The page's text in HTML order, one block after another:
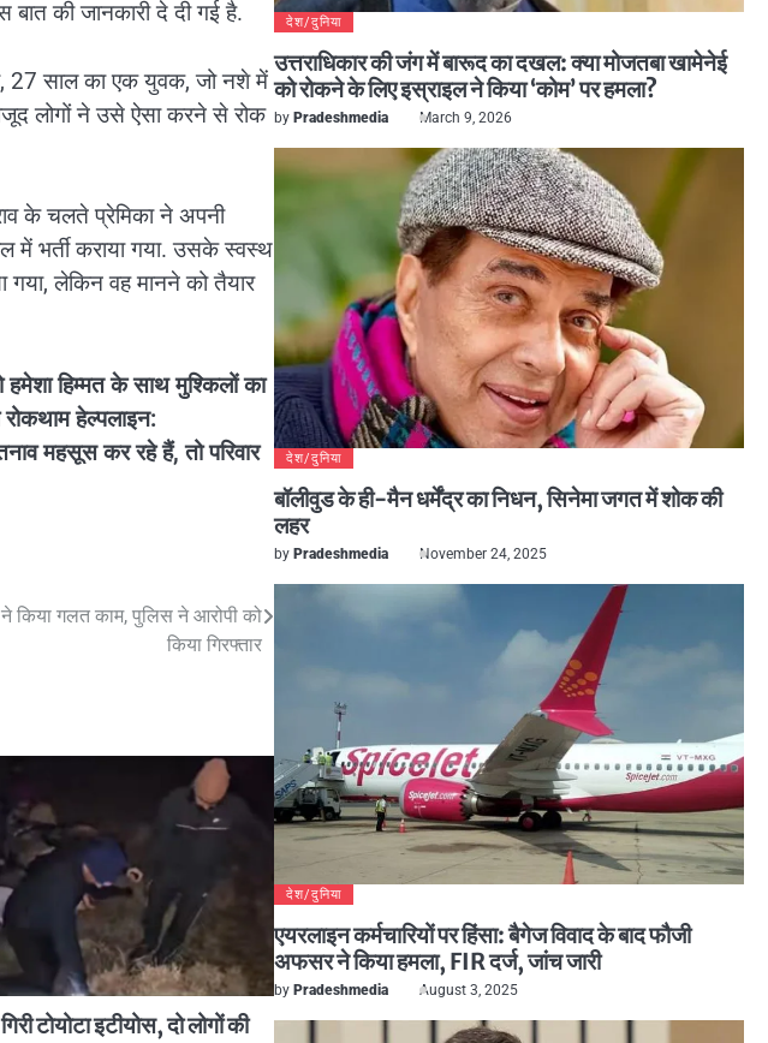
की जानकारी दे दी गई है.
27 साल का एक युवक, जो नशे में
लोगों ने उसे ऐसा करने से रोक
के चलते प्रेमिका ने अपनी
भर्ती कराया गया. उसके स्वस्थ
गया, लेकिन वह मानने को तैयार
हमेशा हिम्मत के साथ मुश्किलों का
हेल्पलाइन:
महसूस कर रहे हैं, तो परिवार
किया गलत काम, पुलिस ने आरोपी को
किया गिरफ्तार
टोयोटा इटीयोस, दो लोगों की
देश/दुनिया
उत्तराधिकार की जंग में बारूद का दखल: क्या मोजतबा खामेनेई
को रोकने के लिए इस्राइल ने किया ‘कोम’ पर हमला?
by Pradeshmedia March 9, 2026
देश/दुनिया
बॉलीवुड के ही-मैन धर्मेंद्र का निधन, सिनेमा जगत में शोक की
लहर
by Pradeshmedia November 24, 2025
देश/दुनिया
एयरलाइन कर्मचारियों पर हिंसा: बैगेज विवाद के बाद फौजी
अफसर ने किया हमला, FIR दर्ज, जांच जारी
by Pradeshmedia August 3, 2025